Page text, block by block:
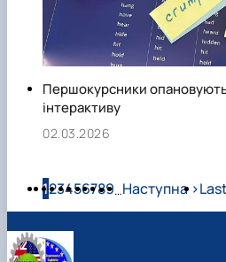
Першокурсники
інтерактиву
02.03.2026
Розбивка на сторінки
Сторінка
1Сторінка
2Сторінка
3Сторінка
4Сторінка
5Сторінка
6Сторінка
7Сторінка
8Сторінка
9…Наступна сторінка
Наступна ›